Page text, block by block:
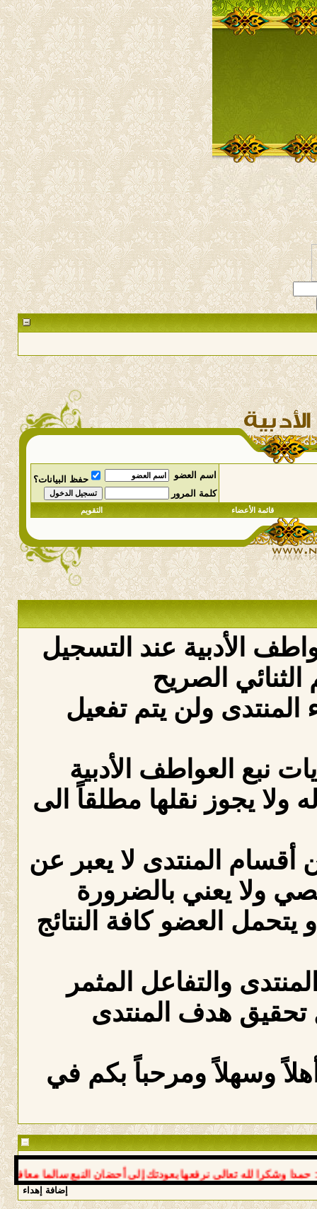
اسم العضو
حفظ البيانات؟
كلمة المرور
قائمة الأعضاء التقويم
الأدبية عند التسجيل
الصريح
ولن يتم تفعيل
نبع العواطف الأدبية
ولا يجوز نقلها مطلقاً الى
المنتدى لا يعبر عن
ولا يعني بالضرورة
العضو كافة النتائج
والتفاعل المثمر
هدف المنتدى
وسهلاً ومرحباً بكم في
وشكرا لله تعالى نرفعها بعودتك إلى أحضان النبع سالما معافى د
إضافة إهداء